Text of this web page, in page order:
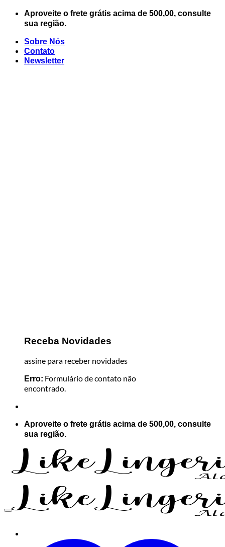
Skip
Aproveite o frete grátis acima de 500,00, consulte
sua região.
Sobre Nós
Contato
Newsletter
Receba Novidades
assine para receber novidades
Erro: Formulário de contato não
encontrado.
Aproveite o frete grátis acima de 500,00, consulte
sua região.